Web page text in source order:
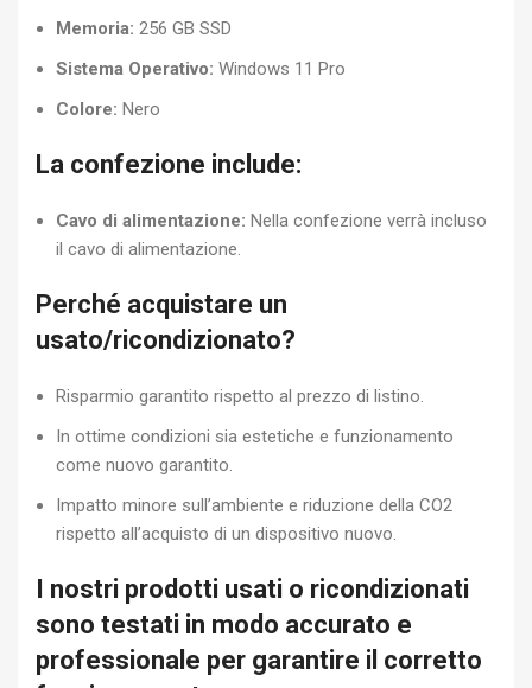
Memoria: 256 GB SSD
Sistema Operativo: Windows 11 Pro
Colore: Nero
La confezione include:
Cavo di alimentazione: Nella confezione verrà incluso
il cavo di alimentazione.
Perché acquistare un
usato/ricondizionato?
Risparmio garantito rispetto al prezzo di listino.
In ottime condizioni sia estetiche e funzionamento
come nuovo garantito.
Impatto minore sull’ambiente e riduzione della CO2
rispetto all’acquisto di un dispositivo nuovo.
I nostri prodotti usati o ricondizionati
sono testati in modo accurato e
professionale per garantire il corretto